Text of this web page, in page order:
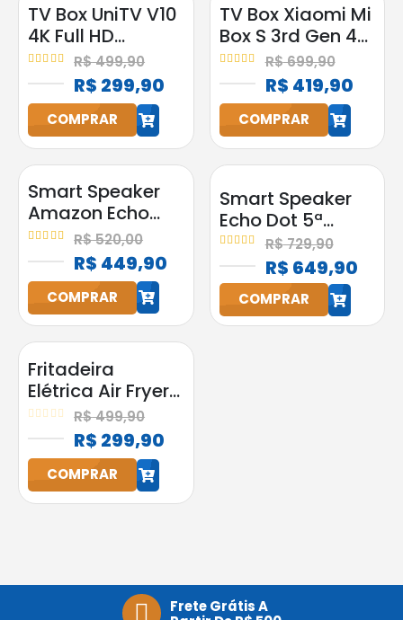
h
TV Box UniTV V10
4K Full HD
Android
R$499,90
R$ 299,90
COMPRAR
h
TV Box Xiaomi Mi
Box S 3rd Gen 4K
2GB RAM 32GB
Google
Assistente
R$699,90
R$ 419,90
COMPRAR
h
Smart Speaker
Amazon Echo
Pop Alexa
Original Preta
Bluetooth
R$520,00
R$ 449,90
COMPRAR
Smart Speaker
Echo Dot 5ª
Geração
Amazon com
Alexa Preta
R$729,90
R$ 649,90
COMPRAR
Fritadeira
Elétrica Air Fryer
Start Fry 3,5L
1400W Elgin
Preta
R$499,90
R$ 299,90
COMPRAR
Frete Grátis A